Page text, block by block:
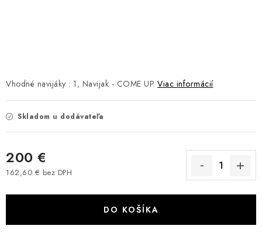
NOVINKY
VÝPREDAJ
AKCIA
INÉ PRÍSLUŠENSTVO
Vhodné navijáky : 1, Navijak - COME UP Viac informácií
Skladom u dodávateľa
200 €
162,60 € bez DPH
DO KOŠÍKA